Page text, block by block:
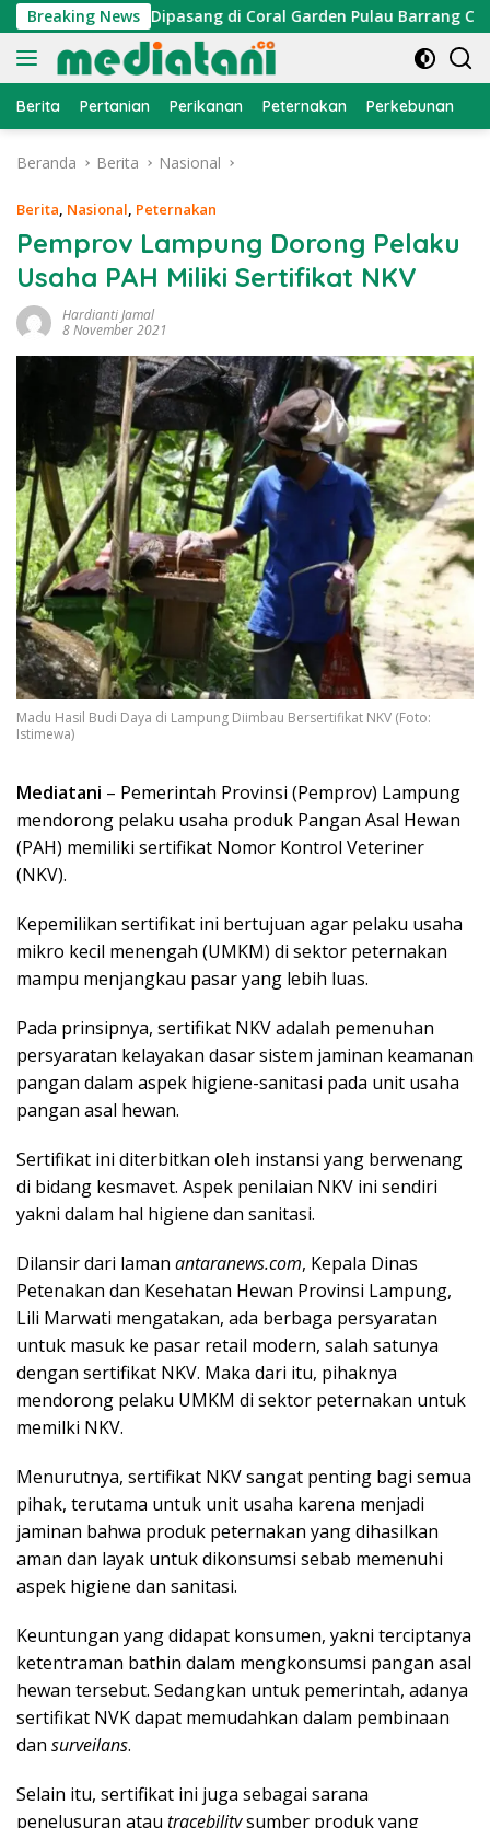
Langsung
ke
konten
Breaking News
Cumi Dipasang di Coral Garden Pulau Barrang Caddi
Berita Pertanian Perikanan Peternakan Perkebunan
Beranda Berita Nasional
Berita, Nasional, Peternakan
Pemprov Lampung Dorong Pelaku
Usaha PAH Miliki Sertifikat NKV
Hardianti Jamal
8 November 2021
Madu Hasil Budi Daya di Lampung Diimbau Bersertifikat NKV (Foto:
Istimewa)
Mediatani – Pemerintah Provinsi (Pemprov) Lampung
mendorong pelaku usaha produk Pangan Asal Hewan
(PAH) memiliki sertifikat Nomor Kontrol Veteriner
(NKV).
Kepemilikan sertifikat ini bertujuan agar pelaku usaha
mikro kecil menengah (UMKM) di sektor peternakan
mampu menjangkau pasar yang lebih luas.
Pada prinsipnya, sertifikat NKV adalah pemenuhan
persyaratan kelayakan dasar sistem jaminan keamanan
pangan dalam aspek higiene-sanitasi pada unit usaha
pangan asal hewan.
Sertifikat ini diterbitkan oleh instansi yang berwenang
di bidang kesmavet. Aspek penilaian NKV ini sendiri
yakni dalam hal higiene dan sanitasi.
Dilansir dari laman antaranews.com, Kepala Dinas
Petenakan dan Kesehatan Hewan Provinsi Lampung,
Lili Marwati mengatakan, ada berbaga persyaratan
untuk masuk ke pasar retail modern, salah satunya
dengan sertifikat NKV. Maka dari itu, pihaknya
mendorong pelaku UMKM di sektor peternakan untuk
memilki NKV.
Menurutnya, sertifikat NKV sangat penting bagi semua
pihak, terutama untuk unit usaha karena menjadi
jaminan bahwa produk peternakan yang dihasilkan
aman dan layak untuk dikonsumsi sebab memenuhi
aspek higiene dan sanitasi.
Keuntungan yang didapat konsumen, yakni terciptanya
ketentraman bathin dalam mengkonsumsi pangan asal
hewan tersebut. Sedangkan untuk pemerintah, adanya
sertifikat NVK dapat memudahkan dalam pembinaan
dan surveilans.
Selain itu, sertifikat ini juga sebagai sarana
penelusuran atau tracebilitysumber produk yang